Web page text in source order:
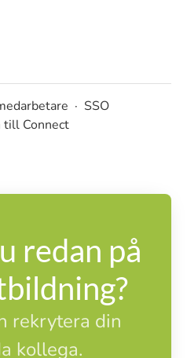
· SSO
till Connect
redan på
rekrytera din
kollega.